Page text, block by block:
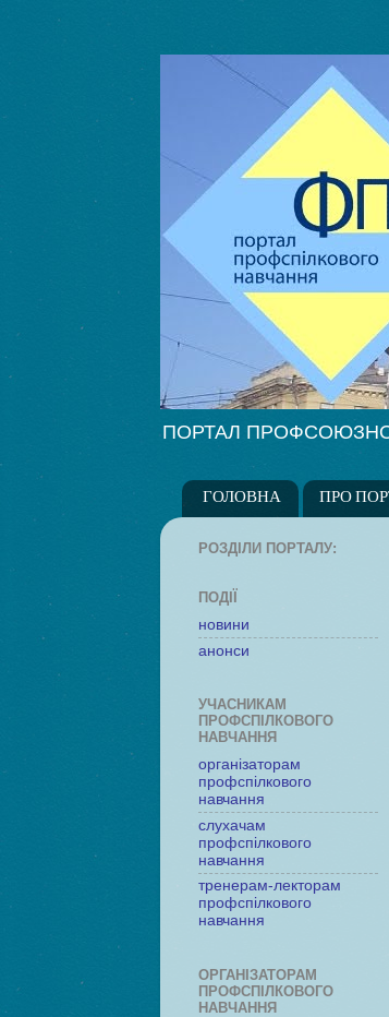
ПОРТАЛ
ГОЛОВНА ПРО
РОЗДІЛИ ПОРТАЛУ:
ПОДІЇ
новини
анонси
УЧАСНИКАМ
ПРОФСПІЛКОВОГО
НАВЧАННЯ
організаторам
профспілкового
навчання
слухачам
профспілкового
навчання
тренерам-лекторам
профспілкового
навчання
ОРГАНІЗАТОРАМ
ПРОФСПІЛКОВОГО
НАВЧАННЯ